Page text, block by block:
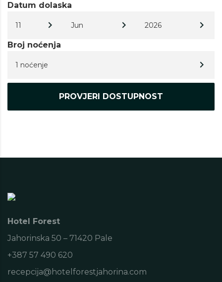
Datum dolaska
11 Jun 2026
Broj noćenja
1 noćenje
Hotel Forest
Jahorinska 50 – 71420 Pale
+387 57 490 620
recepcija@hotelforestjahorina.com